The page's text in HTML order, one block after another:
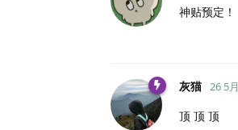
神贴预定！
灰猫 26 5月
顶 顶 顶